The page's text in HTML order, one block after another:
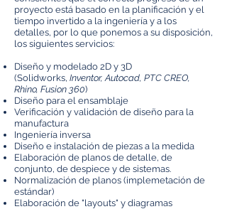
proyecto está basado en la planificación y el
tiempo invertido a la ingeniería y a los
detalles, por lo que ponemos a su disposición,
los siguientes servicios:
Diseño y modelado 2D y 3D
(Solidworks, Inventor, Autocad, PTC CREO,
Rhino, Fusion 360)
Diseño para el ensamblaje
Verificación y validación de diseño para la
manufactura
Ingeniería inversa
Diseño e instalación de piezas a la medida
Elaboración de planos de detalle, de
conjunto, de despiece y de sistemas.
Normalización de planos (implemetación de
estándar)
Elaboración de "layouts" y diagramas